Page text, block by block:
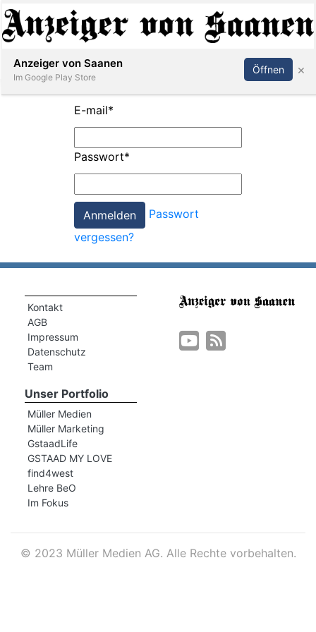
Abonnieren Anmelden
E-mail*
Passwort*
Passwort
vergessen?
Kontakt
AGB
Impressum
Datenschutz
Team
Unser Portfolio
Müller Medien
Müller Marketing
GstaadLife
GSTAAD MY LOVE
find4west
Lehre BeO
Im Fokus
© 2023 Müller Medien AG. Alle Rechte vorbehalten.
Anzeiger von Saanen
Im Google Play Store
Öffnen ×